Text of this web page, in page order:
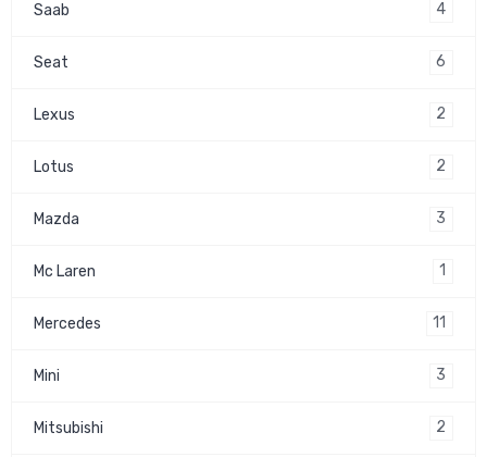
Saab 4
Seat 6
Lexus 2
Lotus 2
Mazda 3
Mc Laren 1
Mercedes 11
Mini 3
Mitsubishi 2